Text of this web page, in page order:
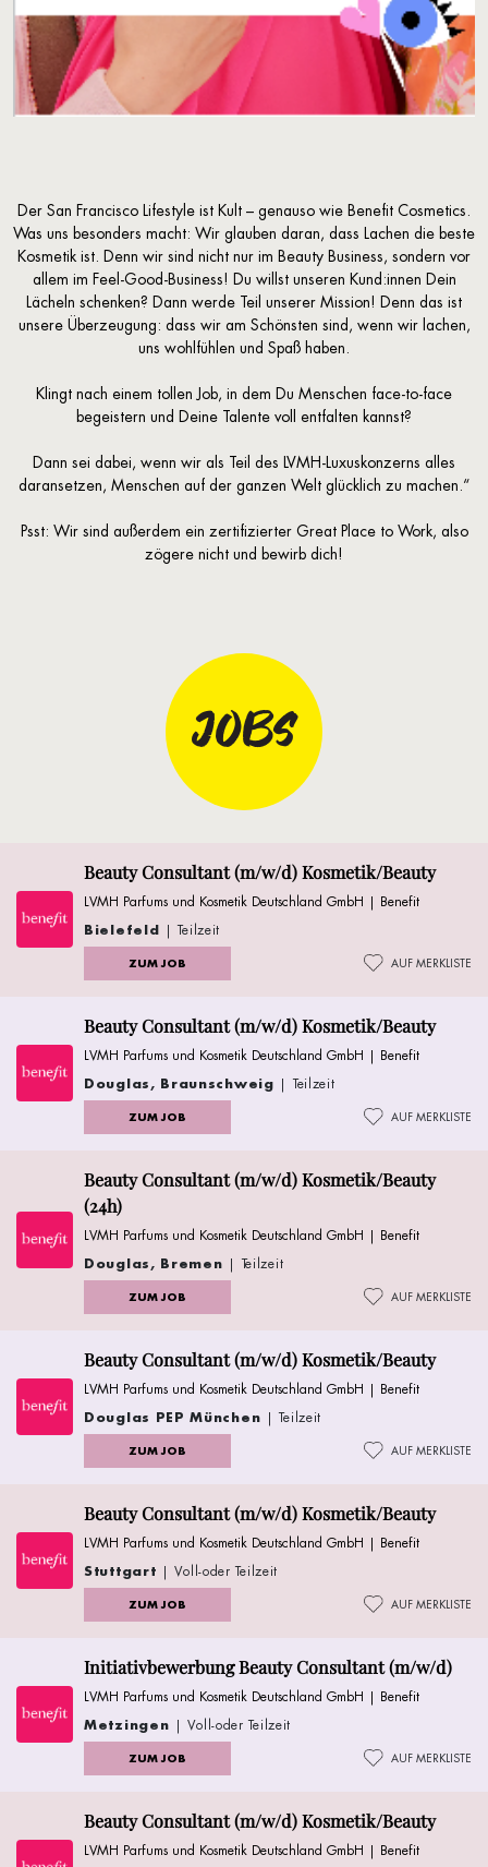
Der San Francisco Lifestyle ist Kult – genauso wie Benefit Cosmetics.
Was uns besonders macht: Wir glauben daran, dass Lachen die beste
Kosmetik ist. Denn wir sind nicht nur im Beauty Business, sondern vor
allem im Feel-Good-Business! Du willst unseren Kund:innen Dein
Lächeln schenken? Dann werde Teil unserer Mission! Denn das ist
unsere Überzeugung: dass wir am Schönsten sind, wenn wir lachen,
uns wohlfühlen und Spaß haben.
Klingt nach einem tollen Job, in dem Du Menschen face-to-face
begeistern und Deine Talente voll entfalten kannst?
Dann sei dabei, wenn wir als Teil des LVMH-Luxuskonzerns alles
daransetzen, Menschen auf der ganzen Welt glücklich zu machen.“
Psst: Wir sind außerdem ein zertifizierter Great Place to Work, also
zögere nicht und bewirb dich!
JOBS
Beauty Consultant (m/w/d) Kosmetik/Beauty
LVMH Parfums und Kosmetik Deutschland GmbH | Benefit
Bielefeld | Teilzeit
ZUM JOB AUF MERKLISTE
Beauty Consultant (m/w/d) Kosmetik/Beauty
LVMH Parfums und Kosmetik Deutschland GmbH | Benefit
Douglas, Braunschweig | Teilzeit
ZUM JOB AUF MERKLISTE
Beauty Consultant (m/w/d) Kosmetik/Beauty
(24h)
LVMH Parfums und Kosmetik Deutschland GmbH | Benefit
Douglas, Bremen | Teilzeit
ZUM JOB AUF MERKLISTE
Beauty Consultant (m/w/d) Kosmetik/Beauty
LVMH Parfums und Kosmetik Deutschland GmbH | Benefit
Douglas PEP München | Teilzeit
ZUM JOB AUF MERKLISTE
Beauty Consultant (m/w/d) Kosmetik/Beauty
LVMH Parfums und Kosmetik Deutschland GmbH | Benefit
Stuttgart | Voll-oder Teilzeit
ZUM JOB AUF MERKLISTE
Initiativbewerbung Beauty Consultant (m/w/d)
LVMH Parfums und Kosmetik Deutschland GmbH | Benefit
Metzingen | Voll-oder Teilzeit
ZUM JOB AUF MERKLISTE
Beauty Consultant (m/w/d) Kosmetik/Beauty
LVMH Parfums und Kosmetik Deutschland GmbH | Benefit